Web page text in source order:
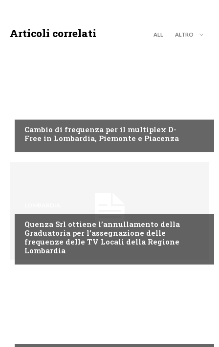
Articoli correlati ALL ALTRO
Cambio di frequenza per il multiplex D-
Free in Lombardia, Piemonte e Piacenza
Quenza Srl ottiene l’annullamento della
Graduatoria per l’assegnazione delle
frequenze delle TV Locali della Regione
Lombardia